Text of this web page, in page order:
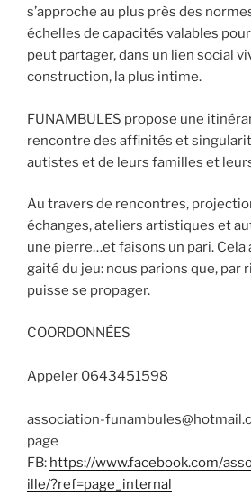
s’approche au plus près des
échelles de capacités valables
peut partager, dans un lien social
construction, la plus intime.
FUNAMBULES propose une
rencontre des affinités et
autistes et de leurs familles et
Au travers de rencontres,
échanges, ateliers artistiques et
une pierre…et faisons un pari. Cela
gaité du jeu: nous parions que, par
puisse se propager.
COORDONNÉES
Appeler 0643451598
association-
page
FB: https://www.facebook.com/
ille/?ref=page_internal